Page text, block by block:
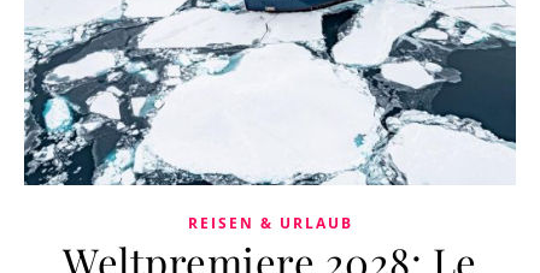
REISEN & URLAUB
Weltpremiere 2028: Le